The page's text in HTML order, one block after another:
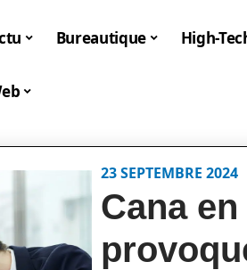
Bureautique High-
23 SEPTEMBRE 2024
Cana